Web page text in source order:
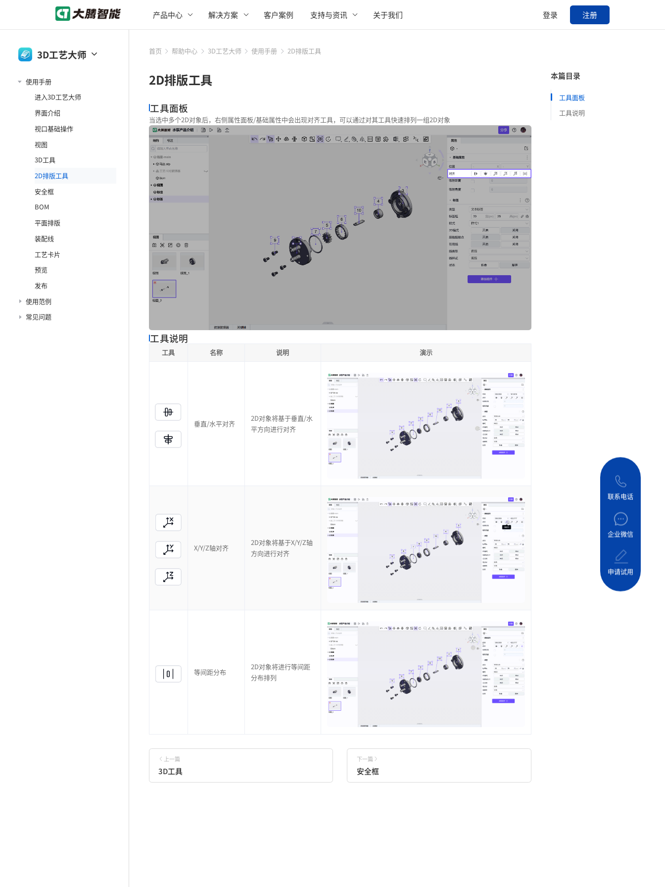
产品中心 解决方案 客户案例 支持与资讯 关于我们 登录 注册
联系电话
企业微信
申请试用
3D工艺大师
使用手册
进入3D工艺大师
界面介绍
视口基础操作
视图
3D工具
2D排版工具
安全框
BOM
平面排版
装配线
工艺卡片
预览
发布
使用范例
常见问题
首页 帮助中心 3D工艺大师 使用手册 2D排版工具
2D排版工具
工具面板
当选中多个2D对象后，右侧属性面板/基础属性中会出现对齐工具，可以通过对其工具快速排列一组2D对象
工具说明
工具 名称 说明 演示
垂直/水平对齐
2D对象将基于垂直/水
平方向进行对齐
X/Y/Z轴对齐
2D对象将基于X/Y/Z轴
方向进行对齐
等间距分布
2D对象将进行等间距
分布排列
上一篇
3D工具
下一篇
安全框
本篇目录
工具面板
工具说明